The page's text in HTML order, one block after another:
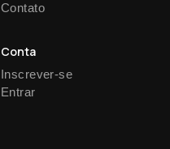
Contato
Conta
Inscrever-se
Entrar